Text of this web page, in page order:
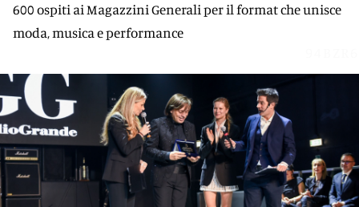
600 ospiti ai Magazzini Generali per il format che unisce
moda, musica e performance